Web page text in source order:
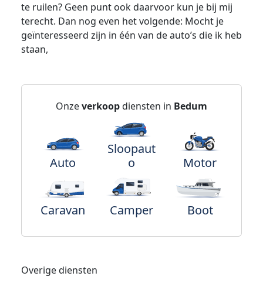
te ruilen? Geen punt ook daarvoor kun je bij mij
terecht. Dan nog even het volgende: Mocht je
geïnteresseerd zijn in één van de auto’s die ik heb
staan,
Onzeverkoopdiensten in Bedum
Auto
Sloopaut
o
Motor
Caravan Camper Boot
Overige diensten